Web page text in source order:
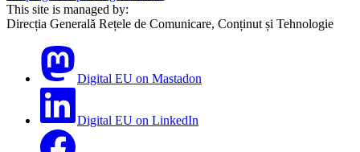
This site is managed by:
Direcția Generală Rețele de Comunicare, Conținut și Tehnologie
Digital EU on Mastadon
Digital EU on LinkedIn